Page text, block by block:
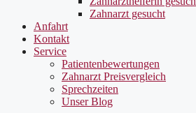
Zahnarzt gesucht
Anfahrt
Kontakt
Service
Patientenbewertungen
Zahnarzt Preisvergleich
Sprechzeiten
Unser Blog